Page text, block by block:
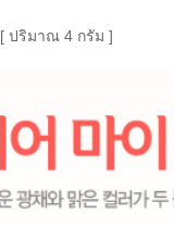
[ ปริมาณ 4 กรัม ]